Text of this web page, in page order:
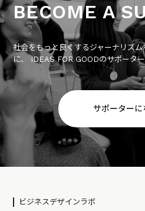
BECOME A
社会をもっと良くするジャーナリズ
に、 IDEAS FOR GOODのサポータ
サポーターに
ビジネスデザインラボ